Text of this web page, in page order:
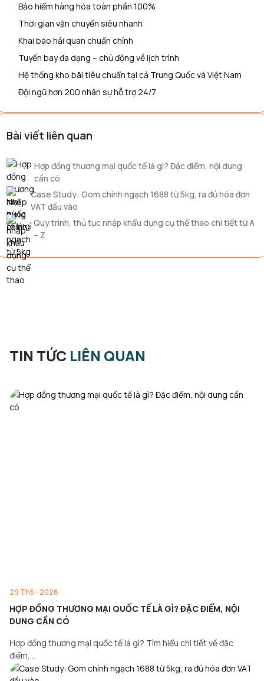
Bảo hiểm hàng hóa toàn phần 100%
Thời gian vận chuyển siêu nhanh
Khai báo hải quan chuẩn chỉnh
Tuyến bay đa dạng – chủ động về lịch trình
Hệ thống kho bãi tiêu chuẩn tại cả Trung Quốc và Việt Nam
Đội ngũ hơn 200 nhân sự hỗ trợ 24/7
Bài viết liên quan
Hợp đồng thương mại quốc tế là gì? Đặc điểm, nội dung
cần có
Case Study: Gom chính ngạch 1688 từ 5kg, ra đủ hóa đơn
VAT đầu vào
Quy trình, thủ tục nhập khẩu dụng cụ thể thao chi tiết từ A
– Z
TIN TỨC LIÊN QUAN
29 Th5 - 2026
HỢP ĐỒNG THƯƠNG MẠI QUỐC TẾ LÀ GÌ? ĐẶC ĐIỂM, NỘI
DUNG CẦN CÓ
Hợp đồng thương mại quốc tế là gì? Tìm hiểu chi tiết về đặc
điểm,…